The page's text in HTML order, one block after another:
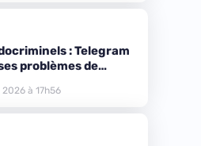
: Telegram
problèmes de
à 17h56